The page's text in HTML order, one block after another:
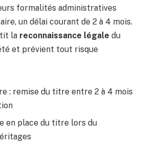
formalités administratives
un délai courant de 2 à 4 mois.
la reconnaissance légale du
et prévient tout risque
: remise du titre entre 2 à 4 mois
en place du titre lors du